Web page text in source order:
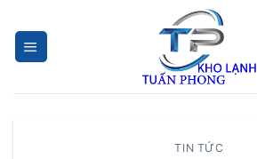
content
TIN TỨC